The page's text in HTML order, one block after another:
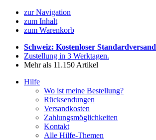
zur Navigation
zum Inhalt
zum Warenkorb
Schweiz: Kostenloser Standardversand
Zustellung in 3 Werktagen.
Mehr als 11.150 Artikel
Hilfe
Wo ist meine Bestellung?
Rücksendungen
Versandkosten
Zahlungsmöglichkeiten
Kontakt
Alle Hilfe-Themen